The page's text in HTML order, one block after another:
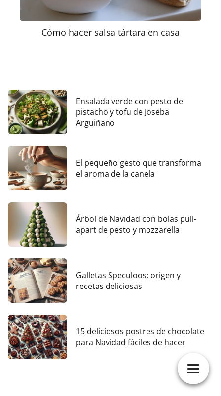
Cómo hacer salsa tártara en casa
Ensalada verde con pesto de
pistacho y tofu de Joseba
Arguiñano
El pequeño gesto que transforma
el aroma de la canela
Árbol de Navidad con bolas pull-
apart de pesto y mozzarella
Galletas Speculoos: origen y
recetas deliciosas
15 deliciosos postres de chocolate
para Navidad fáciles de hacer